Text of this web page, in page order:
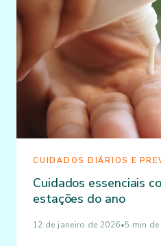
CUIDADOS DIÁRIOS E
Cuidados essenciais
estações do ano
12 de janeiro de 2026•5 min